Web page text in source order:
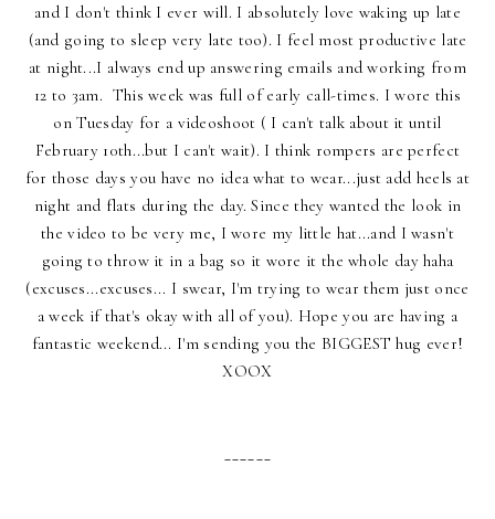
and I don't think I ever will. I absolutely love waking up late
(and going to sleep very late too). I feel most productive late
at night...I always end up answering emails and working from
12 to 3am. This week was full of early call-times. I wore this
on Tuesday for a videoshoot ( I can't talk about it until
February 10th...but I can't wait). I think rompers are perfect
for those days you have no idea what to wear...just add heels at
night and flats during the day. Since they wanted the look in
the video to be very me, I wore my little hat...and I wasn't
going to throw it in a bag so it wore it the whole day haha
(excuses...excuses... I swear, I'm trying to wear them just once
a week if that's okay with all of you). Hope you are having a
fantastic weekend... I'm sending you the BIGGEST hug ever!
XOOX